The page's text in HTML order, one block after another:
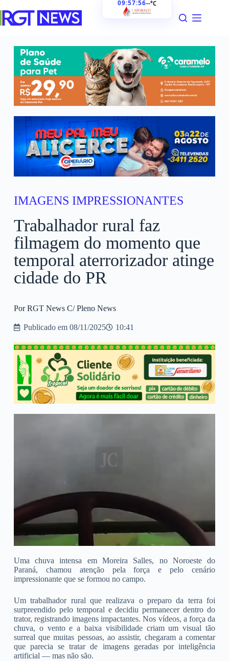
09:57:58--°C
IMAGENS IMPRESSIONANTES
Trabalhador rural faz
filmagem do momento que
temporal aterrorizador atinge
cidade do PR
Por RGT News C/ Pleno News
Publicado em 08/11/2025 10:41
Uma chuva intensa em Moreira Salles, no Noroeste do
Paraná, chamou atenção pela força e pelo cenário
impressionante que se formou no campo.
Um trabalhador rural que realizava o preparo da terra foi
surpreendido pelo temporal e decidiu permanecer dentro do
trator, registrando imagens impactantes. Nos vídeos, a força da
chuva, o vento e a baixa visibilidade criam um visual tão
surreal que muitas pessoas, ao assistir, chegaram a comentar
que parecia se tratar de imagens geradas por inteligência
artificial — mas não são.